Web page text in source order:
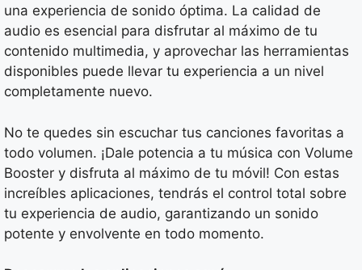
una experiencia de sonido óptima. La calidad de
audio es esencial para disfrutar al máximo de tu
contenido multimedia, y aprovechar las herramientas
disponibles puede llevar tu experiencia a un nivel
completamente nuevo.
No te quedes sin escuchar tus canciones favoritas a
todo volumen. ¡Dale potencia a tu música con Volume
Booster y disfruta al máximo de tu móvil! Con estas
increíbles aplicaciones, tendrás el control total sobre
tu experiencia de audio, garantizando un sonido
potente y envolvente en todo momento.